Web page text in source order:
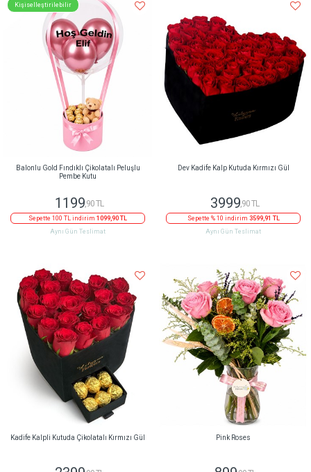
Kişiselleştirilebilir
Balonlu Gold Fındıklı Çikolatalı Peluşlu
Pembe Kutu
1199,90 TL
Sepette 100 TL indirim 1099,90 TL
Aynı Gün Teslimat
Dev Kadife Kalp Kutuda Kırmızı Gül
3999,90 TL
Sepette % 10 indirim 3599,91 TL
Aynı Gün Teslimat
Kadife Kalpli Kutuda Çikolatalı Kırmızı Gül Pink Roses